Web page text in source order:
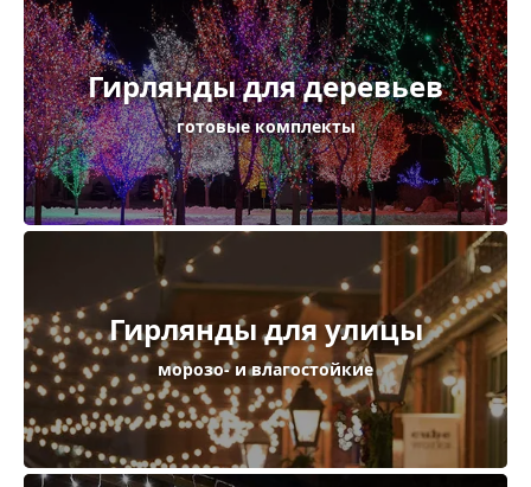
Гирлянды для деревьев
готовые комплекты
Гирлянды для улицы
морозо- и влагостойкие